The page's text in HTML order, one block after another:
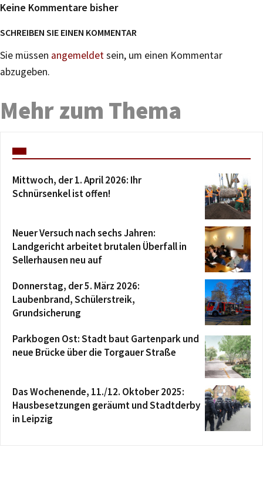
Keine Kommentare bisher
SCHREIBEN SIE EINEN KOMMENTAR
Sie müssen angemeldetsein, um einen Kommentar
abzugeben.
Mehr zum Thema
Mittwoch, der 1. April 2026: Ihr
Schnürsenkel ist offen!
Neuer Versuch nach sechs Jahren:
Landgericht arbeitet brutalen Überfall in
Sellerhausen neu auf
Donnerstag, der 5. März 2026:
Laubenbrand, Schülerstreik,
Grundsicherung
Parkbogen Ost: Stadt baut Gartenpark und
neue Brücke über die Torgauer Straße
Das Wochenende, 11./12. Oktober 2025:
Hausbesetzungen geräumt und Stadtderby
in Leipzig